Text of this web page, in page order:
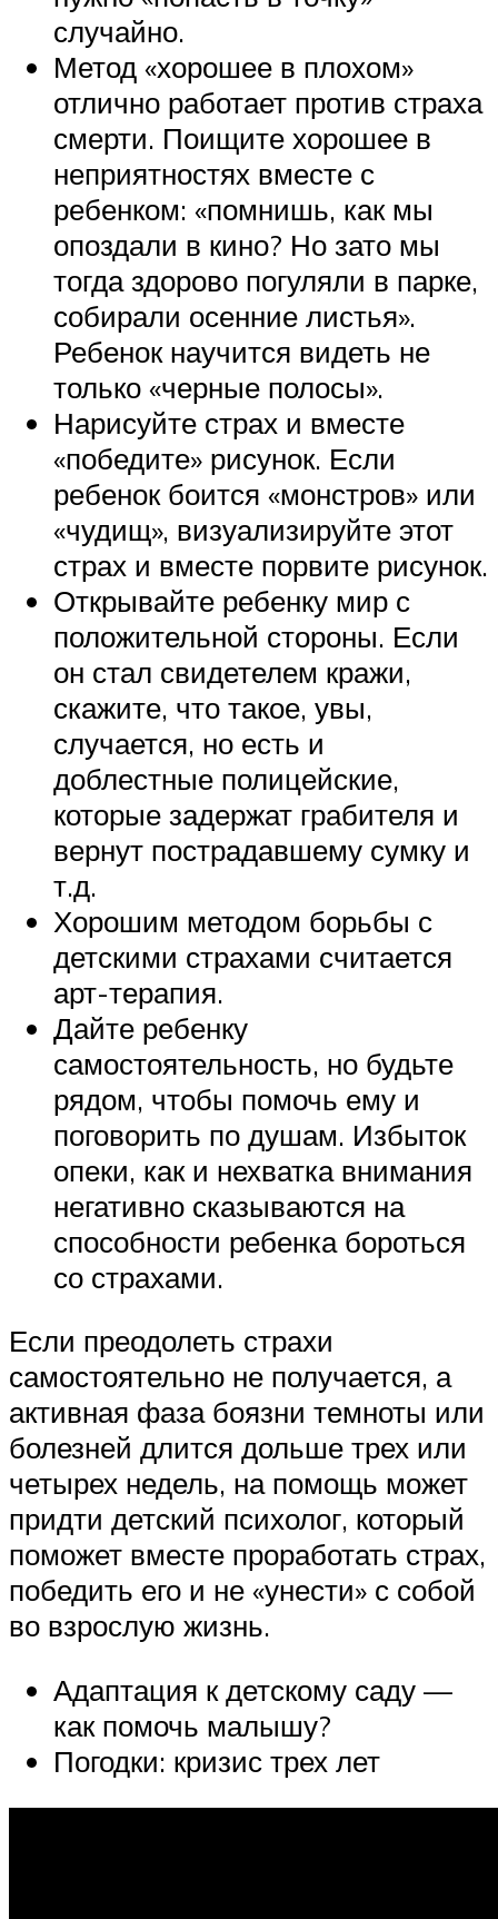
случайно.
Метод «хорошее в плохом»
отлично работает против страха
смерти. Поищите хорошее в
неприятностях вместе с
ребенком: «помнишь, как мы
опоздали в кино? Но зато мы
тогда здорово погуляли в парке,
собирали осенние листья».
Ребенок научится видеть не
только «черные полосы».
Нарисуйте страх и вместе
«победите» рисунок. Если
ребенок боится «монстров» или
«чудищ», визуализируйте этот
страх и вместе порвите рисунок.
Открывайте ребенку мир с
положительной стороны. Если
он стал свидетелем кражи,
скажите, что такое, увы,
случается, но есть и
доблестные полицейские,
которые задержат грабителя и
вернут пострадавшему сумку и
т.д.
Хорошим методом борьбы с
детскими страхами считается
арт-терапия.
Дайте ребенку
самостоятельность, но будьте
рядом, чтобы помочь ему и
поговорить по душам. Избыток
опеки, как и нехватка внимания
негативно сказываются на
способности ребенка бороться
со страхами.
Если преодолеть страхи
самостоятельно не получается, а
активная фаза боязни темноты или
болезней длится дольше трех или
четырех недель, на помощь может
придти детский психолог, который
поможет вместе проработать страх,
победить его и не «унести» с собой
во взрослую жизнь.
Адаптация к детскому саду —
как помочь малышу?
Погодки: кризис трех лет